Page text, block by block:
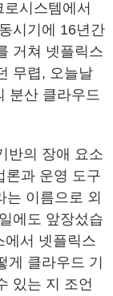
시스템에서
시기에 16년간
거쳐 넷플릭스
무렵, 오늘날
분산 클라우드
반의 장애 요소
론과 운영 도구
는 이름으로 외
에도 앞장섰습
에서 넷플릭스
게 클라우드 기
있는 지 조언